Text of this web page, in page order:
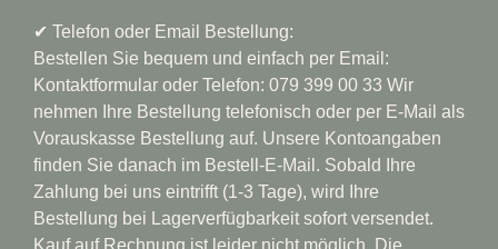
✔︎ Telefon oder Email Bestellung:
Bestellen Sie bequem und einfach per Email:
Kontaktformular oder Telefon: 079 399 00 33 Wir
nehmen Ihre Bestellung telefonisch oder per E-Mail als
Vorauskasse Bestellung auf. Unsere Kontoangaben
finden Sie danach im Bestell-E-Mail. Sobald Ihre
Zahlung bei uns eintrifft (1-3 Tage), wird Ihre
Bestellung bei Lagerverfügbarkeit sofort versendet.